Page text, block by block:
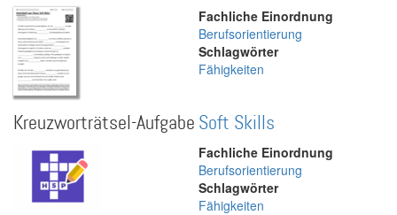
Fachliche Einordnung
Berufsorientierung
Schlagwörter
Fähigkeiten
Kreuzworträtsel-Aufgabe Soft Skills
Fachliche Einordnung
Berufsorientierung
Schlagwörter
Fähigkeiten